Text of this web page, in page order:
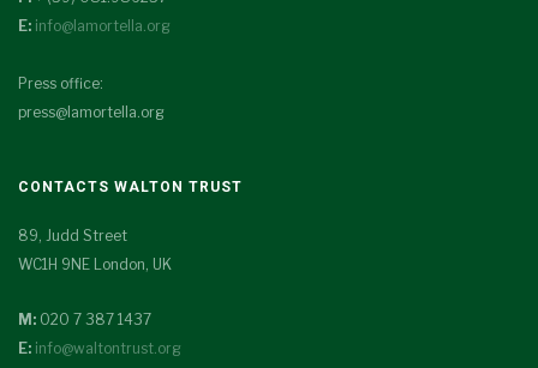
E: info@lamortella.org
Press office:
press@lamortella.org
CONTACTS WALTON TRUST
89, Judd Street
WC1H 9NE London, UK
M: 020 7 387 1437
E: info@waltontrust.org